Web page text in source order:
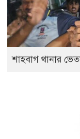
শাহবাগ থানার